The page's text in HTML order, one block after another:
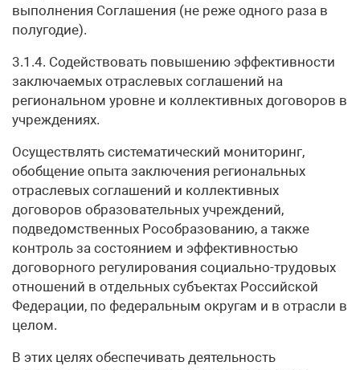
выполнения Соглашения (не реже одного раза в
полугодие).
3.1.4. Содействовать повышению эффективности
заключаемых отраслевых соглашений на
региональном уровне и коллективных договоров в
учреждениях.
Осуществлять систематический мониторинг,
обобщение опыта заключения региональных
отраслевых соглашений и коллективных
договоров образовательных учреждений,
подведомственных Рособразованию, а также
контроль за состоянием и эффективностью
договорного регулирования социально-трудовых
отношений в отдельных субъектах Российской
Федерации, по федеральным округам и в отрасли в
целом.
В этих целях обеспечивать деятельность